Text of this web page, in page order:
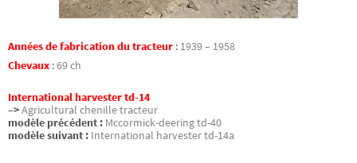
Années de fabrication du tracteur : 1939 – 1958
Chevaux :69 ch
International harvester td-14
–>Agricultural chenille tracteur
modèle précédent : Mccormick-deering td-40
modèle suivant : International harvester td-14a